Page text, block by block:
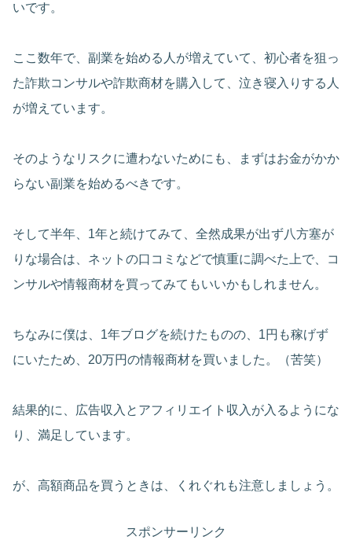
いです。
ここ数年で、副業を始める人が増えていて、初心者を狙っ
た詐欺コンサルや詐欺商材を購入して、泣き寝入りする人
が増えています。
そのようなリスクに遭わないためにも、まずはお金がかか
らない副業を始めるべきです。
そして半年、1年と続けてみて、全然成果が出ず八方塞が
りな場合は、ネットの口コミなどで慎重に調べた上で、コ
ンサルや情報商材を買ってみてもいいかもしれません。
ちなみに僕は、1年ブログを続けたものの、1円も稼げず
にいたため、20万円の情報商材を買いました。（苦笑）
結果的に、広告収入とアフィリエイト収入が入るようにな
り、満足しています。
が、高額商品を買うときは、くれぐれも注意しましょう。
スポンサーリンク